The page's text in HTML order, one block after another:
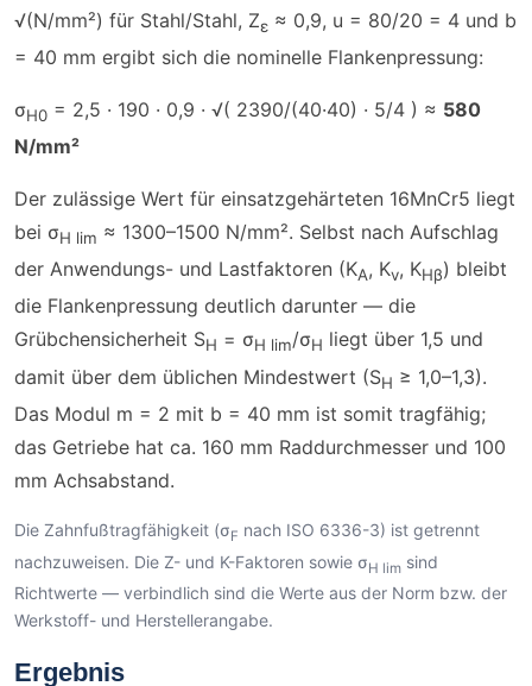
√(N/mm²) für Stahl/Stahl, Zε ≈ 0,9, u = 80/20 = 4 und b
= 40 mm ergibt sich die nominelle Flankenpressung:
σH0 = 2,5 · 190 · 0,9 · √( 2390/(40·40) · 5/4 ) ≈ 580
N/mm²
Der zulässige Wert für einsatzgehärteten 16MnCr5 liegt
bei σH lim ≈ 1300–1500 N/mm². Selbst nach Aufschlag
der Anwendungs- und Lastfaktoren (KA, Kv, KHβ) bleibt
die Flankenpressung deutlich darunter — die
Grübchensicherheit SH = σH lim/σH liegt über 1,5 und
damit über dem üblichen Mindestwert (SH ≥ 1,0–1,3).
Das Modul m = 2 mit b = 40 mm ist somit tragfähig;
das Getriebe hat ca. 160 mm Raddurchmesser und 100
mm Achsabstand.
Die Zahnfußtragfähigkeit (σF nach ISO 6336-3) ist getrennt
nachzuweisen. Die Z- und K-Faktoren sowie σH lim sind
Richtwerte — verbindlich sind die Werte aus der Norm bzw. der
Werkstoff- und Herstellerangabe.
Ergebnis